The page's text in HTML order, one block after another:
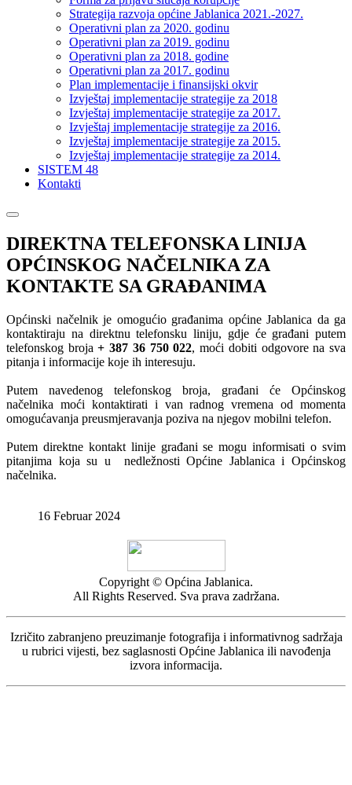
Strategija razvoja općine Jablanica 2021.-2027.
Operativni plan za 2020. godinu
Operativni plan za 2019. godinu
Operativni plan za 2018. godine
Operativni plan za 2017. godinu
Plan implementacije i finansijski okvir
Izvještaj implementacije strategije za 2018
Izvještaj implementacije strategije za 2017.
Izvještaj implementacije strategije za 2016.
Izvještaj implementacije strategije za 2015.
Izvještaj implementacije strategije za 2014.
SISTEM 48
Kontakti
DIREKTNA TELEFONSKA LINIJA
OPĆINSKOG NAČELNIKA ZA
KONTAKTE SA GRAĐANIMA
Općinski načelnik je omogućio građanima općine Jablanica da ga
kontaktiraju na direktnu telefonsku liniju, gdje će građani putem
telefonskog broja+ 387 36 750 022, moći dobiti odgovore na sva
pitanja i informacije koje ih interesuju.
Putem navedenog telefonskog broja, građani će Općinskog
načelnika moći kontaktirati i van radnog vremena od momenta
omogućavanja preusmjeravanja poziva na njegov mobilni telefon.
Putem direktne kontakt linije građani se mogu informisati o svim
pitanjima koja su u nedležnosti Općine Jablanica i Općinskog
načelnika.
16 Februar 2024
Copyright © Općina Jablanica.
All Rights Reserved. Sva prava zadržana.
Izričito zabranjeno preuzimanje fotografija i informativnog sadržaja
u rubrici vijesti, bez saglasnosti Općine Jablanica ili navođenja
izvora informacija.